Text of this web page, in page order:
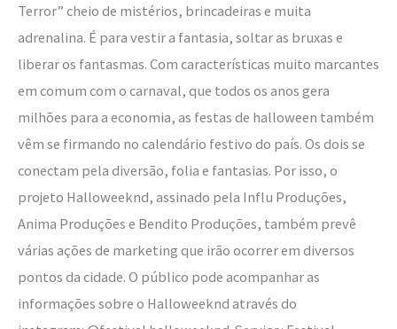
Terror” cheio de mistérios, brincadeiras e muita
adrenalina. É para vestir a fantasia, soltar as bruxas e
liberar os fantasmas. Com características muito marcantes
em comum com o carnaval, que todos os anos gera
milhões para a economia, as festas de halloween também
vêm se firmando no calendário festivo do país. Os dois se
conectam pela diversão, folia e fantasias. Por isso, o
projeto Halloweeknd, assinado pela Influ Produções,
Anima Produções e Bendito Produções, também prevê
várias ações de marketing que irão ocorrer em diversos
pontos da cidade. O público pode acompanhar as
informações sobre o Halloweeknd através do